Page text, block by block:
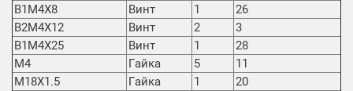
B1M4X8
Винт 1
26
B2M4X12
Винт 2
3
B1M4X25
Винт 1
28
М4
Гайка 5
11
М18Х1.5
Гайка 1
20